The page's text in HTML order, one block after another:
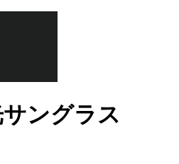
ングラス